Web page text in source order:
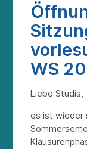
WS
Liebe Studis,
es ist wieder